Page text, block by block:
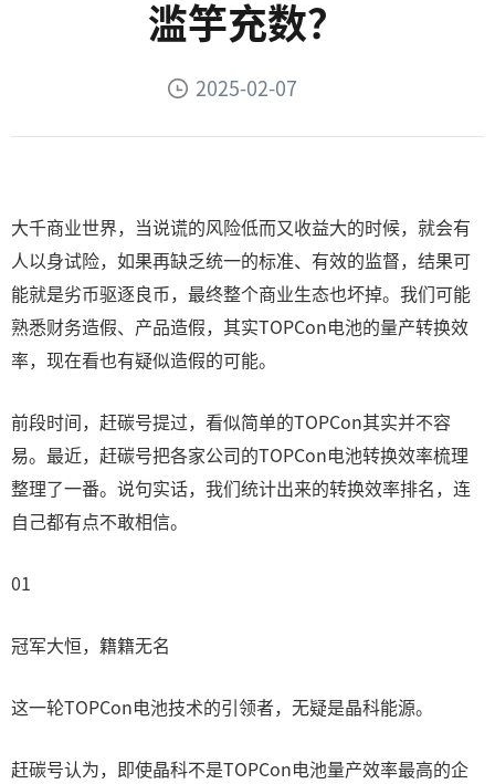
滥竽充数？
2025-02-07
大千商业世界，当说谎的风险低而又收益大的时候，就会有
人以身试险，如果再缺乏统一的标准、有效的监督，结果可
能就是劣币驱逐良币，最终整个商业生态也坏掉。我们可能
熟悉财务造假、产品造假，其实TOPCon电池的量产转换效
率，现在看也有疑似造假的可能。
前段时间，赶碳号提过，看似简单的TOPCon其实并不容
易。最近，赶碳号把各家公司的TOPCon电池转换效率梳理
整理了一番。说句实话，我们统计出来的转换效率排名，连
自己都有点不敢相信。
01
冠军大恒，籍籍无名
这一轮TOPCon电池技术的引领者，无疑是晶科能源。
赶碳号认为，即使晶科不是TOPCon电池量产效率最高的企